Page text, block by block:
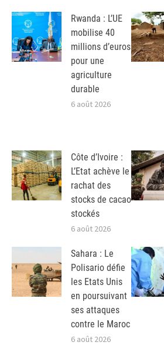
Rwanda : L’UE
mobilise 40
millions d’euros
pour une
agriculture
durable
6 août 2026
Côte d’Ivoire :
L’Etat achève le
rachat des
stocks de cacao
stockés
6 août 2026
Sahara : Le
Polisario défie
les Etats Unis
en poursuivant
ses attaques
contre le Maroc
6 août 2026